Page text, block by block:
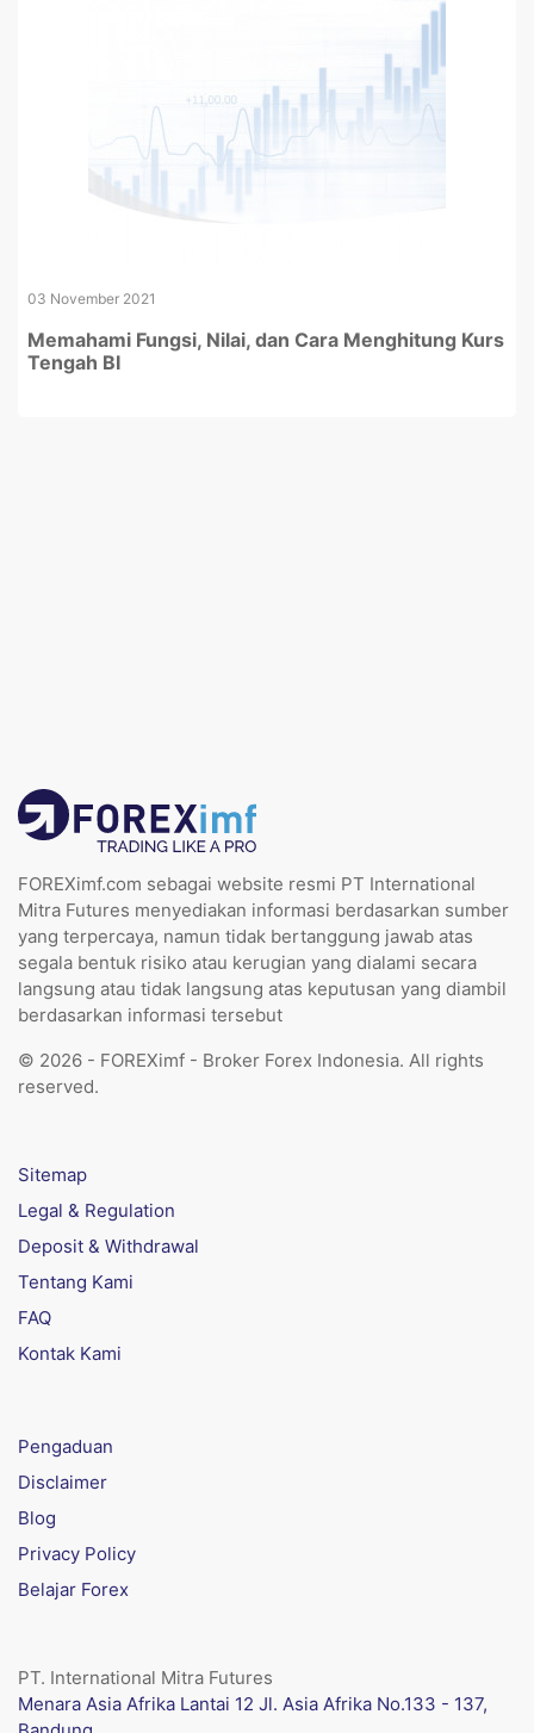
03 November 2021
Memahami Fungsi, Nilai, dan Cara Menghitung Kurs
Tengah BI
FOREXimf.com sebagai website resmi PT International
Mitra Futures menyediakan informasi berdasarkan sumber
yang terpercaya, namun tidak bertanggung jawab atas
segala bentuk risiko atau kerugian yang dialami secara
langsung atau tidak langsung atas keputusan yang diambil
berdasarkan informasi tersebut
© 2026 - FOREXimf - Broker Forex Indonesia. All rights
reserved.
Sitemap
Legal & Regulation
Deposit & Withdrawal
Tentang Kami
FAQ
Kontak Kami
Pengaduan
Disclaimer
Blog
Privacy Policy
Belajar Forex
PT. International Mitra Futures
Menara Asia Afrika Lantai 12 Jl. Asia Afrika No.133 - 137,